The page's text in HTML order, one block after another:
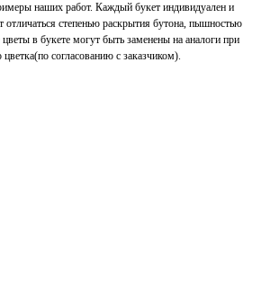
наших работ. Каждый букет индивидуален и
степенью раскрытия бутона, пышностью
в букете могут быть заменены на аналоги при
согласованию с заказчиком).